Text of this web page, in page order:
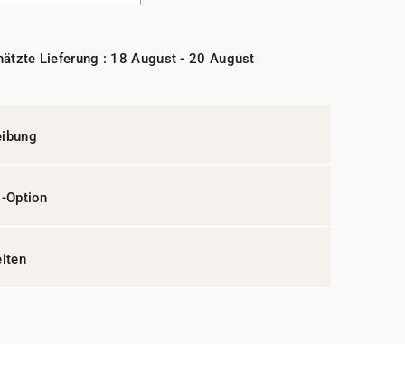
Lieferung : 18 August - 20 August
Option